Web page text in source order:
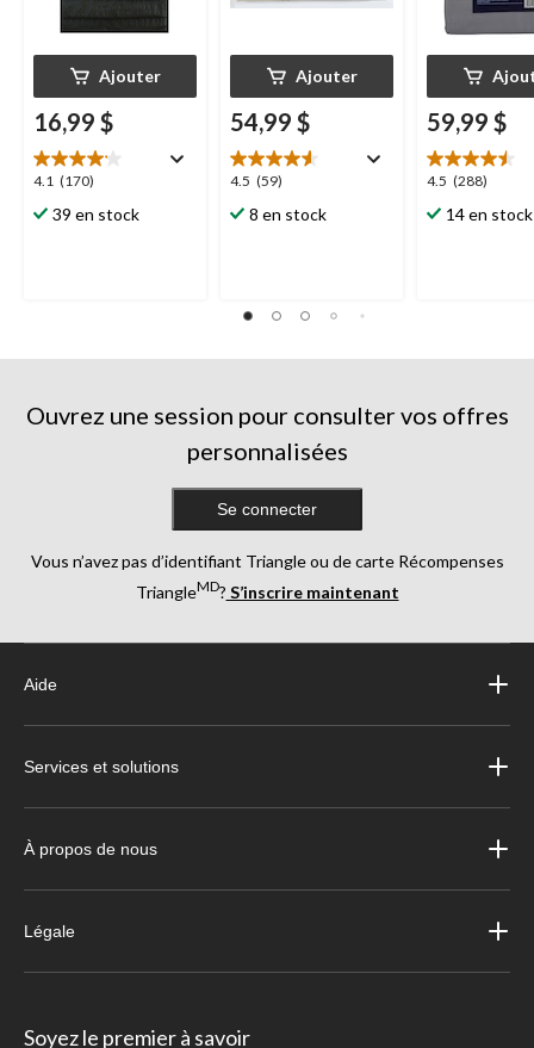
Ajouter
16,99 $
4.1 (170)
4.1
étoile(s)
sur
39 en stock
Ajouter
54,99 $
4.5 (59)
4.5
étoile(s)
sur
8 en stock
59,99 $
4.5 (288)
4.5
étoile(s)
sur
14 en stock
Ouvrez une session pour consulter vos offres
personnalisées
Se connecter
Vous n’avez pas d’identifiant Triangle ou de carte Récompenses
TriangleMD? S’inscrire maintenant
Aide
Services et solutions
À propos de nous
Légale
Soyez le premier à savoir